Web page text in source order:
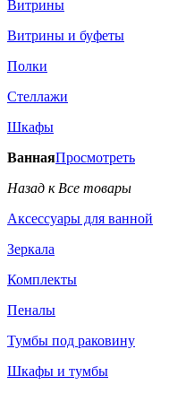
Витрины
Витрины и буфеты
Полки
Стеллажи
Шкафы
ВаннаяПросмотреть
Назад к Все товары
Аксессуары для ванной
Зеркала
Комплекты
Пеналы
Тумбы под раковину
Шкафы и тумбы